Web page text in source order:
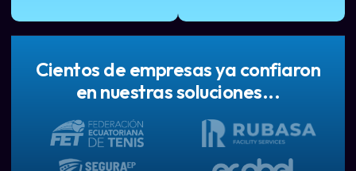
Cientos de empresas ya confiaron
en nuestras soluciones...